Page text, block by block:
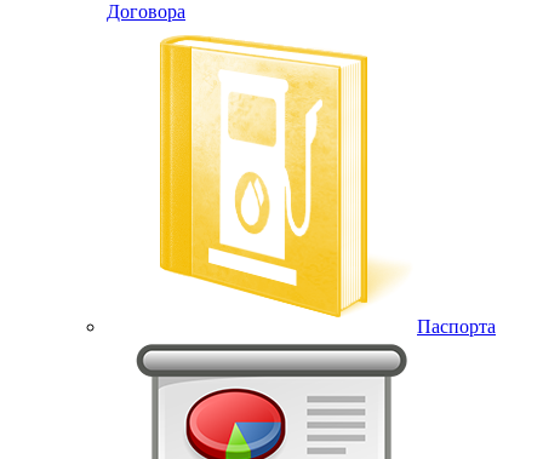
Договора
Паспорта